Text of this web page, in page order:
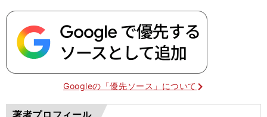
Googleの「優先ソース」について
著者プロフィール